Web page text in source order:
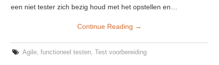
een niet tester zich bezig houd met het opstellen en…
Continue Reading →
Agile, functioneel testen, Test voorbereiding